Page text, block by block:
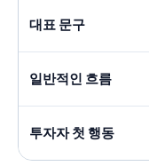
대표 문구
일반적인 흐름
투자자 첫 행동